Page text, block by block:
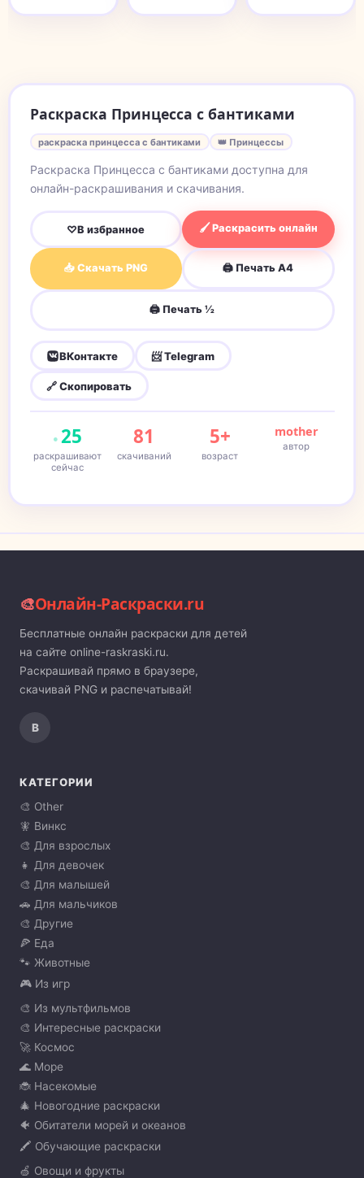
Раскраска Принцесса с бантиками
раскраска принцесса с бантиками 👑 Принцессы
Раскраска Принцесса с бантиками доступна для
онлайн-раскрашивания и скачивания.
♡В избранное 🖌 Раскрасить онлайн
📥 Скачать PNG 🖨 Печать A4
🖨 Печать ½
ВКонтакте 📨 Telegram
🔗 Скопировать
25
раскрашивают
сейчас
81
скачиваний
5+
возраст
mother
автор
🎨Онлайн-Раскраски.ru
Бесплатные онлайн раскраски для детей
на сайте online-raskraski.ru.
Раскрашивай прямо в браузере,
скачивай PNG и распечатывай!
В
КАТЕГОРИИ
🎨 Other
🧚 Винкс
🎨 Для взрослых
👧 Для девочек
🎨 Для малышей
🚗 Для мальчиков
🎨 Другие
🍕 Еда
🐾 Животные
🎮 Из игр
🎨 Из мультфильмов
🎨 Интересные раскраски
🚀 Космос
🌊 Море
🐞 Насекомые
🎄 Новогодние раскраски
🐠 Обитатели морей и океанов
🖍️ Обучающие раскраски
🍏 Овощи и фрукты